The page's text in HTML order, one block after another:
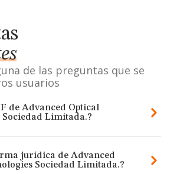
de las preguntas que se
usuarios
de Advanced Optical
Sociedad Limitada.?
jurídica de Advanced
Sociedad Limitada.?